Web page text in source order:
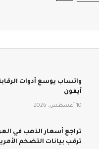
واتساب يوسع أدوات
آيفون
10 أغسطس، 2026
تراجع أسعار الذهب في
ترقب بيانات التضخم